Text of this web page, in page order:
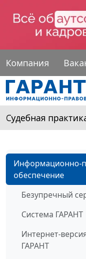
Компания
Судебная
Информационно-
обеспечение
Безупречный
Система ГАРАНТ
Интернет-
ГАРАНТ